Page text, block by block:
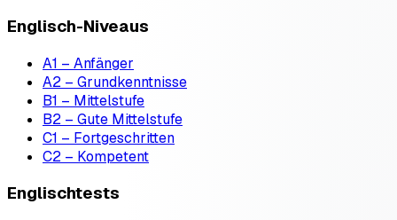
Englisch-Niveaus
A1 – Anfänger
A2 – Grundkenntnisse
B1 – Mittelstufe
B2 – Gute Mittelstufe
C1 – Fortgeschritten
C2 – Kompetent
Englischtests